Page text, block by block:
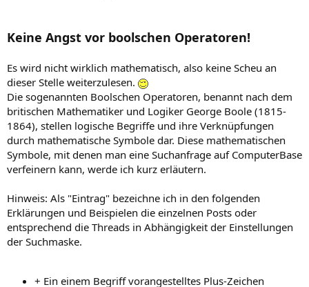
Keine Angst vor boolschen Operatoren!
Es wird nicht wirklich mathematisch, also keine Scheu an
dieser Stelle weiterzulesen.
Die sogenannten Boolschen Operatoren, benannt nach dem
britischen Mathematiker und Logiker George Boole (1815-
1864), stellen logische Begriffe und ihre Verknüpfungen
durch mathematische Symbole dar. Diese mathematischen
Symbole, mit denen man eine Suchanfrage auf ComputerBase
verfeinern kann, werde ich kurz erläutern.
Hinweis: Als "Eintrag" bezeichne ich in den folgenden
Erklärungen und Beispielen die einzelnen Posts oder
entsprechend die Threads in Abhängigkeit der Einstellungen
der Suchmaske.
+ Ein einem Begriff vorangestelltes Plus-Zeichen